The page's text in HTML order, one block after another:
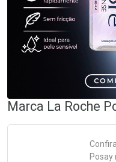
Marca La Roche
Posay